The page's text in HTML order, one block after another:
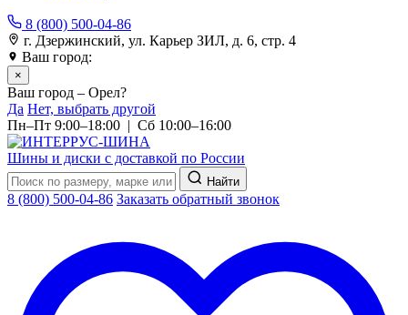
8 (800) 500-04-86
г. Дзержинский, ул. Карьер ЗИЛ, д. 6, стр. 4
Ваш город:
×
Ваш город – Орел?
Да Нет, выбрать другой
Пн–Пт 9:00–18:00 | Сб 10:00–16:00
Шины и диски с доставкой по России
Найти
8 (800) 500-04-86 Заказать обратный звонок